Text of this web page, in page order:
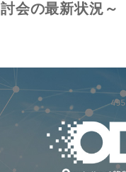
討会の最新状況～